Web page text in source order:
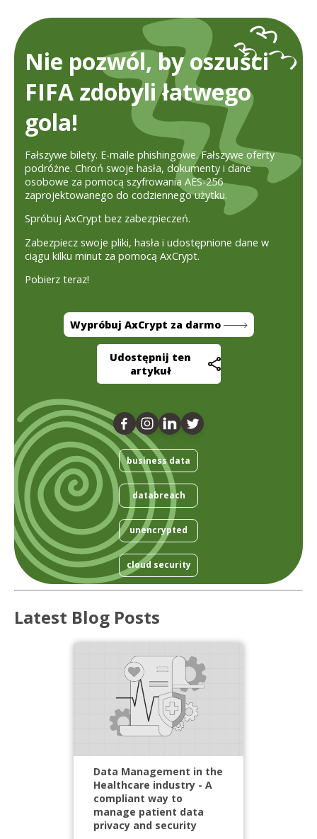
Nie pozwól, by oszuści
FIFA zdobyli łatwego
gola!
Fałszywe bilety. E-maile phishingowe. Fałszywe oferty
podróżne. Chroń swoje hasła, dokumenty i dane
osobowe za pomocą szyfrowania AES-256
zaprojektowanego do codziennego użytku.
Spróbuj AxCrypt bez zabezpieczeń.
Zabezpiecz swoje pliki, hasła i udostępnione dane w
ciągu kilku minut za pomocą AxCrypt.
Pobierz teraz!
Wypróbuj AxCrypt za darmo
Udostępnij ten
artykuł
business data
databreach
unencrypted
cloud security
Latest Blog Posts
Data Management in the
Healthcare industry - A
compliant way to
manage patient data
privacy and security